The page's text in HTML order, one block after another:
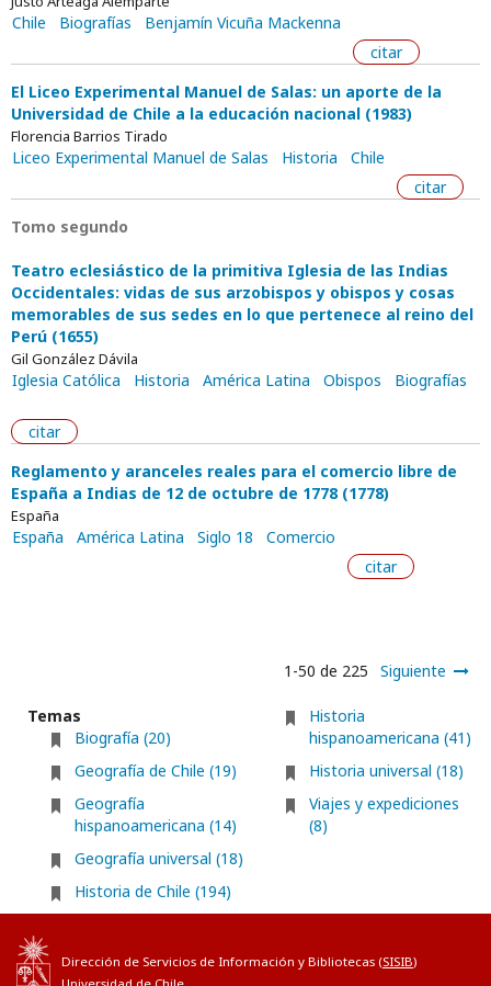
Chile Biografías
Benjamín Vicuña Mackenna
citar
El Liceo Experimental Manuel de Salas: un aporte de la
Universidad de Chile a la educación nacional (1983)
Florencia Barrios Tirado
Liceo Experimental Manuel de Salas Historia
Chile
citar
Tomo segundo
Teatro eclesiástico de la primitiva Iglesia de las Indias
Occidentales: vidas de sus arzobispos y obispos y cosas
memorables de sus sedes en lo que pertenece al reino del
Perú (1655)
Gil González Dávila
Iglesia Católica Historia América Latina Obispos Biografías
citar
Reglamento y aranceles reales para el comercio libre de
España a Indias de 12 de octubre de 1778 (1778)
España
España América Latina Siglo 18
Comercio
citar
1-50 de 225 Siguiente
Temas
Biografía (20)
Geografía de Chile (19)
Geografía
hispanoamericana (14)
Geografía universal (18)
Historia de Chile (194)
Historia
hispanoamericana (41)
Historia universal (18)
Viajes y expediciones
(8)
Dirección de Servicios de Información y Bibliotecas (SISIB)